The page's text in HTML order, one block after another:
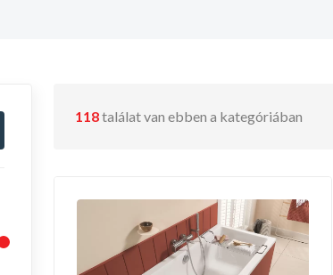
118találat van ebben a kategóriában